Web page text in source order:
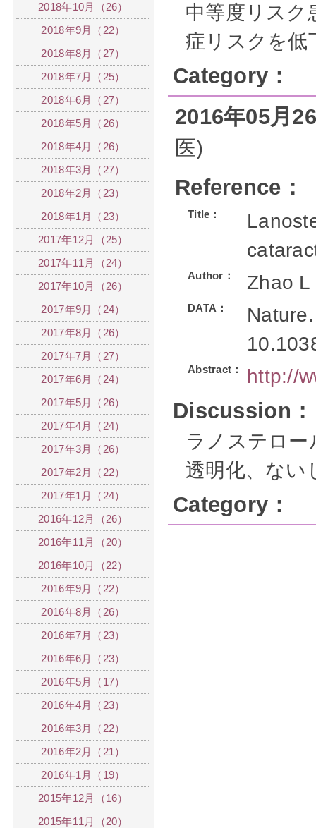
中等度リスク
症リスクを低
Category：
2016年05月
医)
Reference：
Title：
Author： Zhao L
DATA：
Abstract： http://
Discussion：
ラノステロ
透明化、ない
Category：
2018年10月（26）
2018年9月（22）
2018年8月（27）
2018年7月（25）
2018年6月（27）
2018年5月（26）
2018年4月（26）
2018年3月（27）
2018年2月（23）
2018年1月（23）
2017年12月（25）
2017年11月（24）
2017年10月（26）
2017年9月（24）
2017年8月（26）
2017年7月（27）
2017年6月（24）
2017年5月（26）
2017年4月（24）
2017年3月（26）
2017年2月（22）
2017年1月（24）
2016年12月（26）
2016年11月（20）
2016年10月（22）
2016年9月（22）
2016年8月（26）
2016年7月（23）
2016年6月（23）
2016年5月（17）
2016年4月（23）
2016年3月（22）
2016年2月（21）
2016年1月（19）
2015年12月（16）
2015年11月（20）